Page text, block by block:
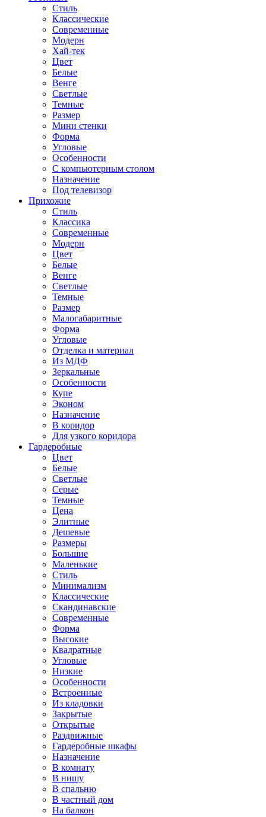
Стиль
Классические
Современные
Модерн
Хай-тек
Цвет
Белые
Венге
Светлые
Темные
Размер
Мини стенки
Форма
Угловые
Особенности
С компьютерным столом
Назначение
Под телевизор
Прихожие
Стиль
Классика
Современные
Модерн
Цвет
Белые
Венге
Светлые
Темные
Размер
Малогабаритные
Форма
Угловые
Отделка и материал
Из МДФ
Зеркальные
Особенности
Купе
Эконом
Назначение
В коридор
Для узкого коридора
Гардеробные
Цвет
Белые
Светлые
Серые
Темные
Цена
Элитные
Дешевые
Размеры
Большие
Маленькие
Стиль
Минимализм
Классические
Скандинавские
Современные
Форма
Высокие
Квадратные
Угловые
Низкие
Особенности
Встроенные
Из кладовки
Закрытые
Открытые
Раздвижные
Гардеробные шкафы
Назначение
В комнату
В нишу
В спальню
В частный дом
На балкон